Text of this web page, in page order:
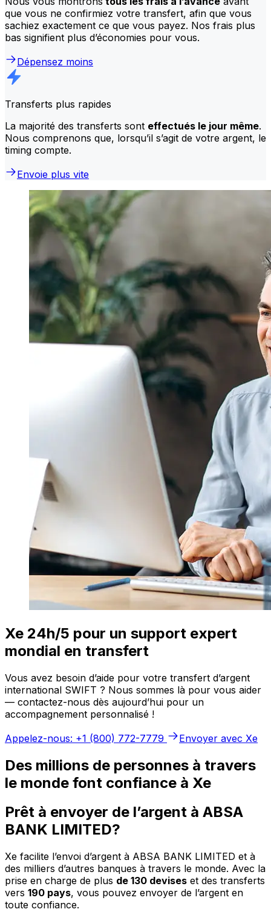
que vous ne confirmiez votre transfert, afin que vous
sachiez exactement ce que vous payez. Nos frais plus
bas signifient plus d’économies pour vous.
Dépensez moins
Transferts plus rapides
La majorité des transferts sont effectués le jour même.
Nous comprenons que, lorsqu’il s’agit de votre argent, le
timing compte.
Envoie plus vite
Xe 24h/5 pour un support expert
mondial en transfert
Vous avez besoin d’aide pour votre transfert d’argent
international SWIFT ? Nous sommes là pour vous aider
— contactez-nous dès aujourd’hui pour un
accompagnement personnalisé !
Appelez-nous: +1 (800) 772-7779
Envoyer avec Xe
Des millions de personnes à travers
le monde font confiance à Xe
Prêt à envoyer de l’argent à ABSA
BANK LIMITED?
Xe facilite l’envoi d’argent à ABSA BANK LIMITED et à
des milliers d’autres banques à travers le monde. Avec la
prise en charge de plus de 130 devises et des transferts
vers 190 pays, vous pouvez envoyer de l’argent en
toute confiance.